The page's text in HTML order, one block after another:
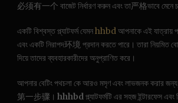
必须有一个 বাজেট নির্ধারণ করুন এবং তা严格ভাবে মেনে
একটি বিশ্বস্ত প্ল্যাটফর্ম যেমনhhbdআপনাকে এই যাত্রায়
এবং একটি নিরাপদ环境 প্রদান করতে পারে। তারা নিয়মিত
দিয়ে তাদের ব্যবহারকারীদের অনুপ্রাণিত করে।
আপনার বেটিং পথচলা কে আরও মসৃণ এবং লাভজনক করার জন্য,
第一步骤। hhhbdপ্ল্যাটফর্মটি এর সহজ ইন্টারফেস এবং